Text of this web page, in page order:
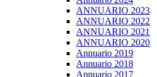
ANNUARIO 2023
ANNUARIO 2022
ANNUARIO 2021
ANNUARIO 2020
Annuario 2019
Annuario 2018
Annuario 2017